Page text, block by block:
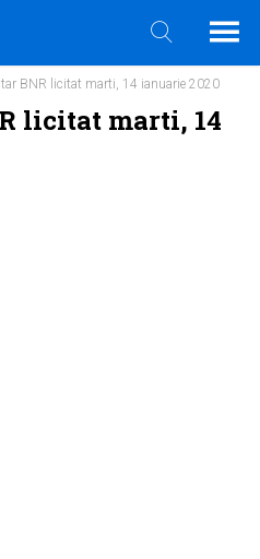
BNR licitat marti, 14 ianuarie 2020
licitat marti, 14